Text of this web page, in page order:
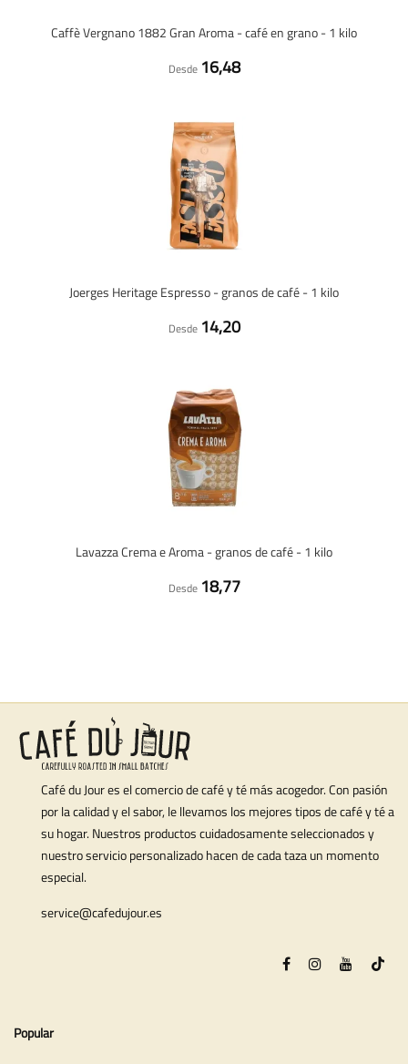
Caffè Vergnano 1882 Gran Aroma - café en grano - 1 kilo
Desde 16,48
Joerges Heritage Espresso - granos de café - 1 kilo
Desde 14,20
Lavazza Crema e Aroma - granos de café - 1 kilo
Desde 18,77
Café du Jour es el comercio de café y té más acogedor. Con pasión
por la calidad y el sabor, le llevamos los mejores tipos de café y té a
su hogar. Nuestros productos cuidadosamente seleccionados y
nuestro servicio personalizado hacen de cada taza un momento
especial.
service@cafedujour.es
Popular